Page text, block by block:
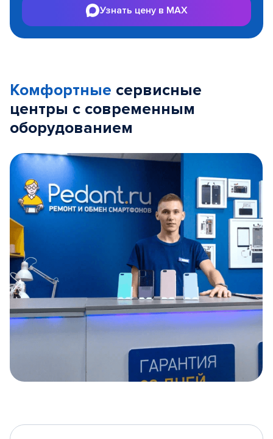
Узнать цену в MAX
Комфортные сервисные
центры с современным
оборудованием
5